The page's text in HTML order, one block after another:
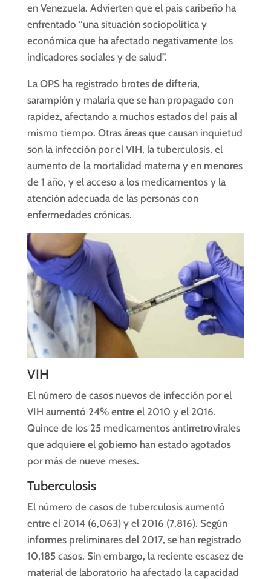
en Venezuela. Advierten que el país caribeño ha
enfrentado “una situación sociopolítica y
económica que ha afectado negativamente los
indicadores sociales y de salud”.
La OPS ha registrado brotes de difteria,
sarampión y malaria que se han propagado con
rapidez, afectando a muchos estados del país al
mismo tiempo. Otras áreas que causan inquietud
son la infección por el VIH, la tuberculosis, el
aumento de la mortalidad materna y en menores
de 1 año, y el acceso a los medicamentos y la
atención adecuada de las personas con
enfermedades crónicas.
VIH
El número de casos nuevos de infección por el
VIH aumentó 24% entre el 2010 y el 2016.
Quince de los 25 medicamentos antirretrovirales
que adquiere el gobierno han estado agotados
por más de nueve meses.
Tuberculosis
El número de casos de tuberculosis aumentó
entre el 2014 (6,063) y el 2016 (7,816). Según
informes preliminares del 2017, se han registrado
10,185 casos. Sin embargo, la reciente escasez de
material de laboratorio ha afectado la capacidad